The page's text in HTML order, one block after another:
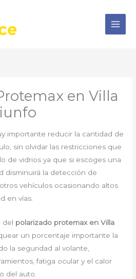
en Villa
importante reducir la cantidad de
sin olvidar las restricciones que
de vidrios ya que si escoges una
disminuirá la detección de
vehículos ocasionando altos
en vías.
del polarizado protemax en Villa
un porcentaje importante la
la seguridad al volante,
fatiga ocular y el calor
del auto.